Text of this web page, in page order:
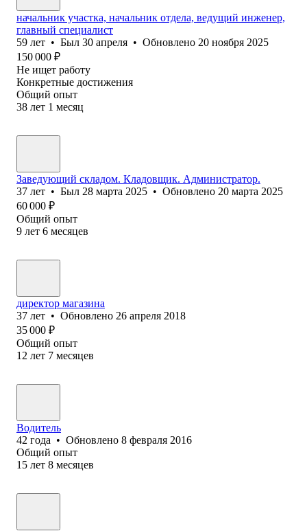
начальник участка, начальник отдела, ведущий инженер,
главный специалист
59 лет • Был 30 апреля • Обновлено 20 ноября 2025
150 000 ₽
Не ищет работу
Конкретные достижения
Общий опыт
38 лет 1 месяц
Заведующий складом. Кладовщик. Администратор.
37 лет • Был 28 марта 2025 • Обновлено 20 марта 2025
60 000 ₽
Общий опыт
9 лет 6 месяцев
директор магазина
37 лет • Обновлено 26 апреля 2018
35 000 ₽
Общий опыт
12 лет 7 месяцев
Водитель
42 года • Обновлено 8 февраля 2016
Общий опыт
15 лет 8 месяцев